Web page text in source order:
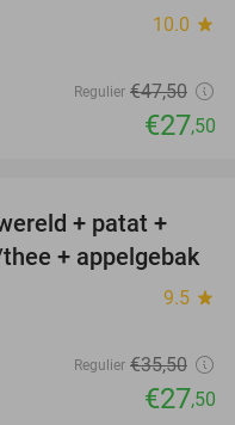
10.0 star
Regulier €47,50
€27,50
23%
+ patat +
+ appelgebak
9.5 star
Regulier €35,50
€27,50